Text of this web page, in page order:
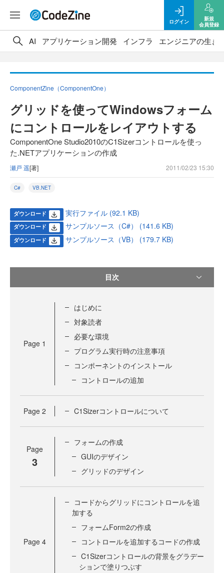
ログイン
新規
会員登録
AI アプリケーション開発 インフラ エンジニアの生き
ComponentZine（ComponentOne）
グリッドを使ってWindowsフォーム
にコントロールをレイアウトする
ComponentOne Studio2010のC1Sizerコントロールを使っ
た.NETアプリケーションの作成
瀬戸 遥[著] 2011/02/23 15:30
C# VB.NET
ダウンロード 実行ファイル (92.1 KB)
ダウンロード サンプルソース（C#） (141.6 KB)
ダウンロード サンプルソース（VB） (179.7 KB)
目次
Page 1
はじめに
対象読者
必要な環境
プログラム実行時の注意事項
コンポーネントのインストール
コントロールの追加
Page 2 C1Sizerコントロールについて
Page
3
フォームの作成
GUIのデザイン
グリッドのデザイン
Page 4
コードからグリッドにコントロールを追
加する
フォームForm2の作成
コントロールを追加するコードの作成
C1Sizerコントロールの背景をグラデー
ションで塗りつぶす